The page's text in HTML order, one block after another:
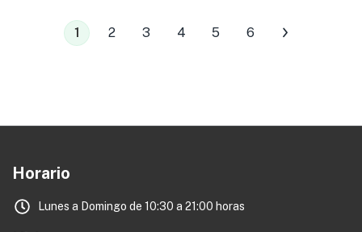
1 2 3 4 5 6
Horario
Lunes a Domingo de 10:30 a 21:00 horas